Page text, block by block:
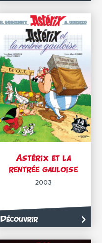
Astérix et la
rentrée gauloise
2003
Découvrir